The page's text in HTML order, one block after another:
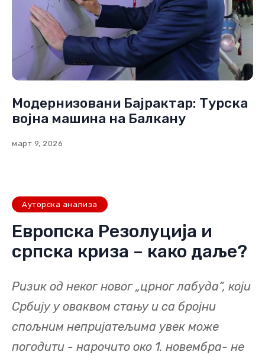
Модернизовани Бајрактар: Турска
војна машина на Балкану
март 9, 2026
Ауторска анализа
Европска Резолуција и
српска криза – како даље?
Ризик од неког новог „црног лабуда“, који
Србију у оваквом стању и са бројни
спољним непријатељима увек може
погодити - нарочито око 1. новембра- не